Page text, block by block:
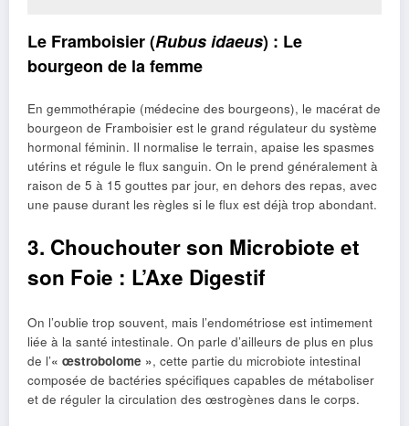
Le Framboisier (Rubus idaeus) : Le
bourgeon de la femme
En gemmothérapie (médecine des bourgeons), le macérat de
bourgeon de Framboisier est le grand régulateur du système
hormonal féminin. Il normalise le terrain, apaise les spasmes
utérins et régule le flux sanguin. On le prend généralement à
raison de 5 à 15 gouttes par jour, en dehors des repas, avec
une pause durant les règles si le flux est déjà trop abondant.
3. Chouchouter son Microbiote et
son Foie : L’Axe Digestif
On l’oublie trop souvent, mais l’endométriose est intimement
liée à la santé intestinale. On parle d’ailleurs de plus en plus
de l’« œstrobolome », cette partie du microbiote intestinal
composée de bactéries spécifiques capables de métaboliser
et de réguler la circulation des œstrogènes dans le corps.